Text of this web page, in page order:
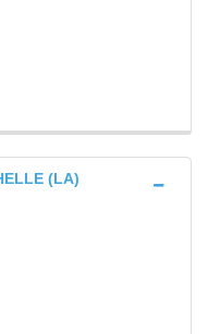
(LA)